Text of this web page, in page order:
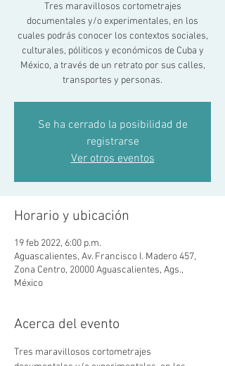
Tres maravillosos cortometrajes
documentales y/o experimentales, en los
cuales podrás conocer los contextos sociales,
culturales, póliticos y económicos de Cuba y
México, a través de un retrato por sus calles,
transportes y personas.
Se ha cerrado la posibilidad de
registrarse
Ver otros eventos
Horario y ubicación
19 feb 2022, 6:00 p.m.
Aguascalientes, Av. Francisco I. Madero 457,
Zona Centro, 20000 Aguascalientes, Ags.,
México
Acerca del evento
Tres maravillosos cortometrajes